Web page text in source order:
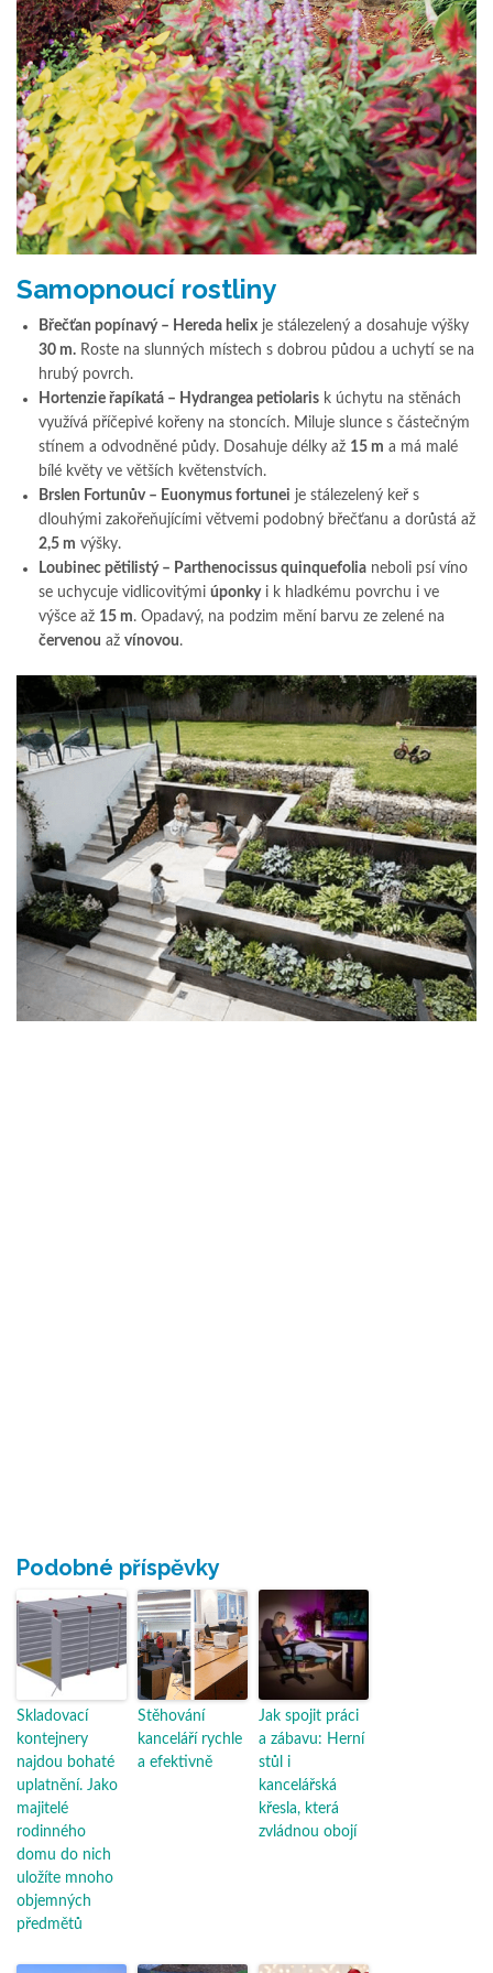
Samopnoucí rostliny
Břečťan popínavý – Hereda helix je stálezelený a dosahuje výšky
30 m. Roste na slunných místech s dobrou půdou a uchytí se na
hrubý povrch.
Hortenzie řapíkatá – Hydrangea petiolaris k úchytu na stěnách
využívá příčepivé kořeny na stoncích. Miluje slunce s částečným
stínem a odvodněné půdy. Dosahuje délky až 15 m a má malé
bílé květy ve větších květenstvích.
Brslen Fortunův – Euonymus fortunei je stálezelený keř s
dlouhými zakořeňujícími větvemi podobný břečťanu a dorůstá až
2,5 m výšky.
Loubinec pětilistý – Parthenocissus quinquefolia neboli psí víno
se uchycuje vidlicovitými úponkyi k hladkému povrchu i ve
výšce až 15 m. Opadavý, na podzim mění barvu ze zelené na
červenou až vínovou.
Podobné příspěvky
Skladovací
kontejnery
najdou bohaté
uplatnění. Jako
majitelé
rodinného
domu do nich
uložíte mnoho
objemných
předmětů
Stěhování
kanceláří rychle
a efektivně
Jak spojit práci
a zábavu: Herní
stůl i
kancelářská
křesla, která
zvládnou obojí